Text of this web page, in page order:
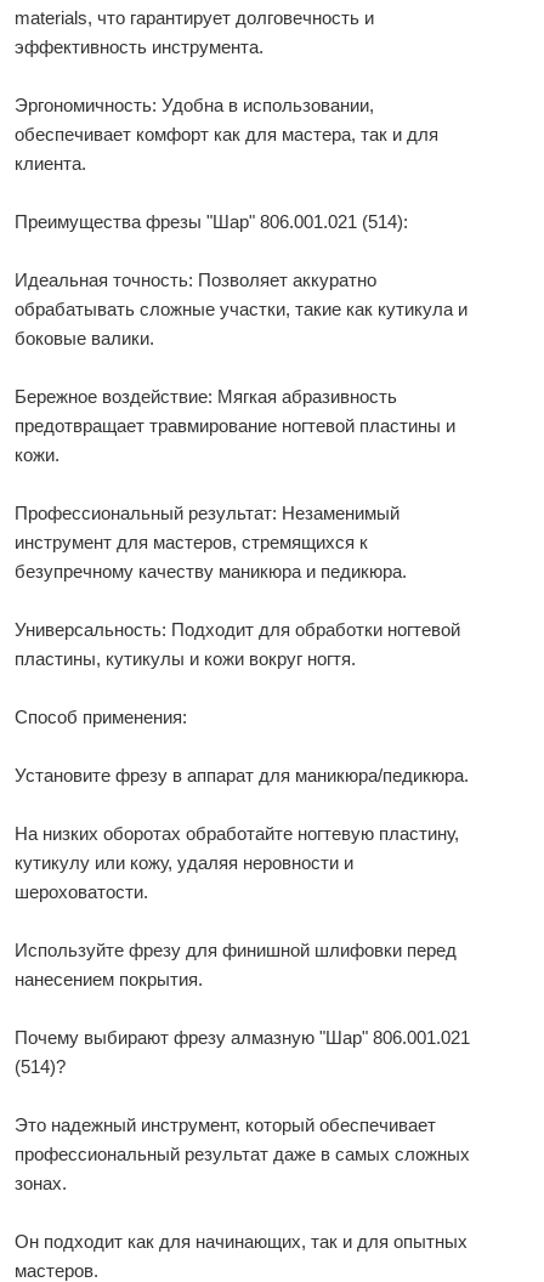
materials, что гарантирует долговечность и
эффективность инструмента.
Эргономичность: Удобна в использовании,
обеспечивает комфорт как для мастера, так и для
клиента.
Преимущества фрезы "Шар" 806.001.021 (514):
Идеальная точность: Позволяет аккуратно
обрабатывать сложные участки, такие как кутикула и
боковые валики.
Бережное воздействие: Мягкая абразивность
предотвращает травмирование ногтевой пластины и
кожи.
Профессиональный результат: Незаменимый
инструмент для мастеров, стремящихся к
безупречному качеству маникюра и педикюра.
Универсальность: Подходит для обработки ногтевой
пластины, кутикулы и кожи вокруг ногтя.
Способ применения:
Установите фрезу в аппарат для маникюра/педикюра.
На низких оборотах обработайте ногтевую пластину,
кутикулу или кожу, удаляя неровности и
шероховатости.
Используйте фрезу для финишной шлифовки перед
нанесением покрытия.
Почему выбирают фрезу алмазную "Шар" 806.001.021
(514)?
Это надежный инструмент, который обеспечивает
профессиональный результат даже в самых сложных
зонах.
Он подходит как для начинающих, так и для опытных
мастеров.